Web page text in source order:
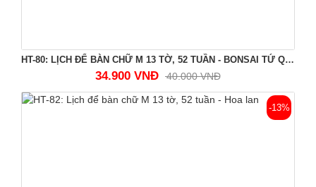
HT-80: LỊCH ĐỂ BÀN CHỮ M 13 TỜ, 52 TUẦN - BONSAI TỨ QUÝ
34.900 VNĐ 40.000 VNĐ
-13%